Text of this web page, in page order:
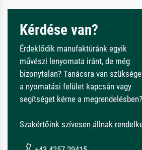
Kérdése van?
Érdeklődik manufaktúránk egyik
művészi lenyomata iránt, de még
bizonytalan? Tanácsra van szüksége
a nyomatási felület kapcsán vagy
segítséget kérne a megrendelésben?
Szakértőink szívesen állnak